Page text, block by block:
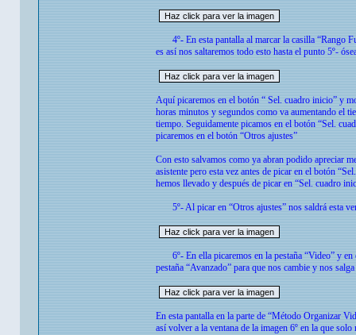
4º- En esta pantalla al marcar la casilla “Rango
es así nos saltaremos todo esto hasta el punto 5º-
Aquí picaremos en el botón “ Sel. cuadro inicio” y
horas minutos y segundos como va aumentando el
tiempo. Seguidamente picamos en el botón “Sel.
picaremos en el botón “Otros ajustes”
Con esto salvamos como ya abran podido apreciar
asistente pero esta vez antes de picar en el botón
hemos llevado y después de picar en “Sel. cuadro
5º- Al picar en “Otros ajustes” nos saldrá esta
6º- En ella picaremos en la pestaña “Video” y en
pestaña “Avanzado” para que nos cambie y nos
En esta pantalla en la parte de “Método Organizar
así volver a la ventana de la imagen 6º en la que